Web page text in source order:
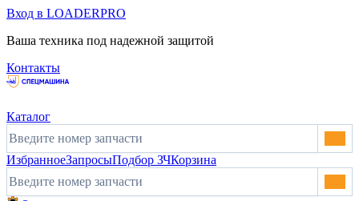
Вход в LOADERPRO
Ваша техника под надежной защитой
Контакты
Каталог
ИзбранноеЗапросыПодбор ЗЧКорзина